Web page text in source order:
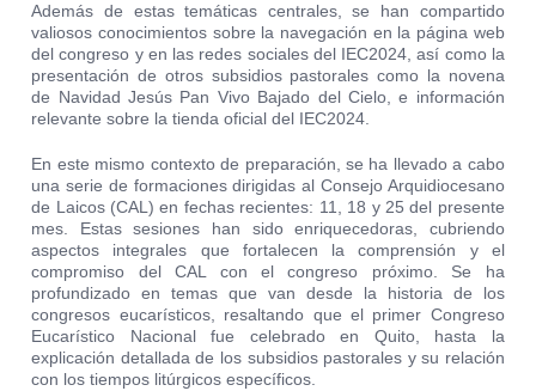
Además de estas temáticas centrales, se han compartido
valiosos conocimientos sobre la navegación en la página web
del congreso y en las redes sociales del IEC2024, así como la
presentación de otros subsidios pastorales como la novena
de Navidad Jesús Pan Vivo Bajado del Cielo, e información
relevante sobre la tienda oficial del IEC2024.
En este mismo contexto de preparación, se ha llevado a cabo
una serie de formaciones dirigidas al Consejo Arquidiocesano
de Laicos (CAL) en fechas recientes: 11, 18 y 25 del presente
mes. Estas sesiones han sido enriquecedoras, cubriendo
aspectos integrales que fortalecen la comprensión y el
compromiso del CAL con el congreso próximo. Se ha
profundizado en temas que van desde la historia de los
congresos eucarísticos, resaltando que el primer Congreso
Eucarístico Nacional fue celebrado en Quito, hasta la
explicación detallada de los subsidios pastorales y su relación
con los tiempos litúrgicos específicos.